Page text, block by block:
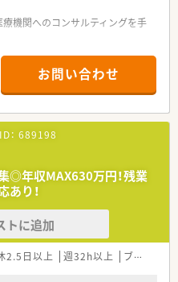
機関へのコンサルティングを手
緒に考えられる方を求めていま
眼科・（泌尿器科・膠原病内科）
50枚/日。
師様活躍中♪
お問い合わせ
： 689198
◎年収MAX630万円！残業
り！
トに追加
2.5日以上 週32h以上 ブランク可